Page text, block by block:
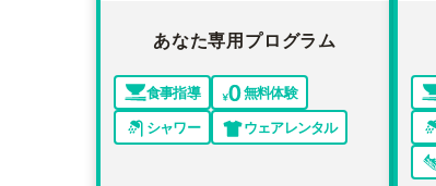
あなた専用プログラム
食事指導
無料体験
シャワー
ウェアレンタル